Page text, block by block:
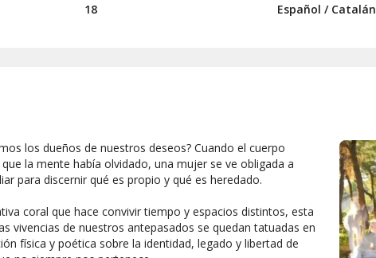
18
Español / Catalán
los dueños de nuestros deseos? Cuando el cuerpo
la mente había olvidado, una mujer se ve obligada a
para discernir qué es propio y qué es heredado.
coral que hace convivir tiempo y espacios distintos, esta
vivencias de nuestros antepasados ​​se quedan tatuadas en
física y poética sobre la identidad, legado y libertad de